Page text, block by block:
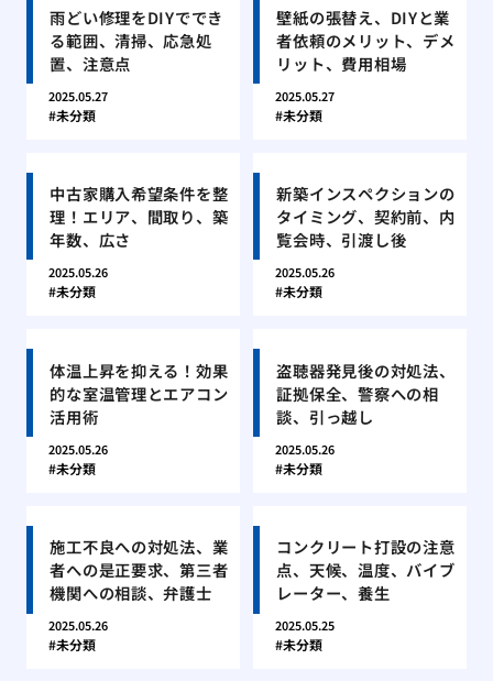
雨どい修理をDIYででき
る範囲、清掃、応急処
置、注意点
2025.05.27
未分類
壁紙の張替え、DIYと業
者依頼のメリット、デメ
リット、費用相場
2025.05.27
未分類
中古家購入希望条件を整
理！エリア、間取り、築
年数、広さ
2025.05.26
未分類
新築インスペクションの
タイミング、契約前、内
覧会時、引渡し後
2025.05.26
未分類
体温上昇を抑える！効果
的な室温管理とエアコン
活用術
2025.05.26
未分類
盗聴器発見後の対処法、
証拠保全、警察への相
談、引っ越し
2025.05.26
未分類
施工不良への対処法、業
者への是正要求、第三者
機関への相談、弁護士
2025.05.26
未分類
コンクリート打設の注意
点、天候、温度、バイブ
レーター、養生
2025.05.25
未分類